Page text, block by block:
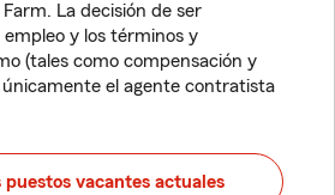
La decisión de ser
empleo y los términos y
(tales como compensación y
únicamente el agente contratista
puestos vacantes actuales